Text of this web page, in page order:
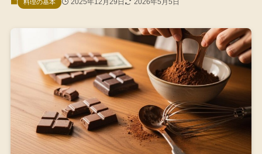
料理の基本 2025年12月29日 2026年5月5日